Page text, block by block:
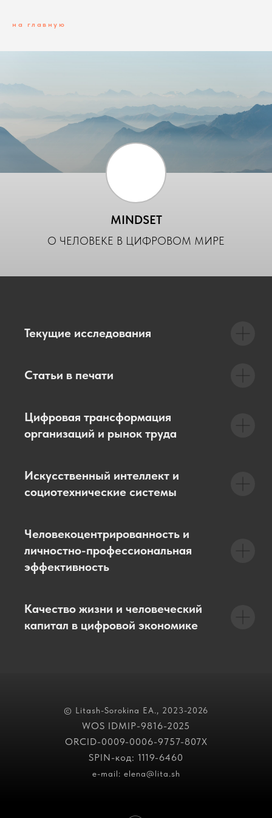
на главную
MINDSET
О ЧЕЛОВЕКЕ В ЦИФРОВОМ МИРЕ
Текущие исследования
Статьи в печати
Цифровая трансформация
организаций и рынок труда
Искусственный интеллект и
социотехнические системы
Человекоцентрированность и
личностно-профессиональная
эффективность
Качество жизни и человеческий
капитал в цифровой экономике
© Litash-Sorokina EA., 2023-2026
WOS IDMIP-9816-2025
ORCID-0009-0006-9757-807X
SPIN-код: 1119-6460
e-mail: elena@lita.sh